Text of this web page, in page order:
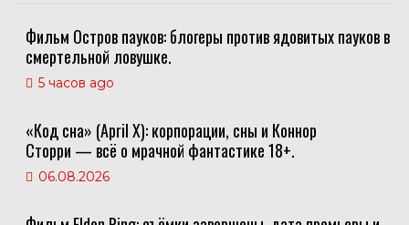
Фильм Остров пауков: блогеры против ядовитых пауков в
смертельной ловушке.
5 часов ago
«Код сна» (April X): корпорации, сны и Коннор
Сторри — всё о мрачной фантастике 18+.
06.08.2026